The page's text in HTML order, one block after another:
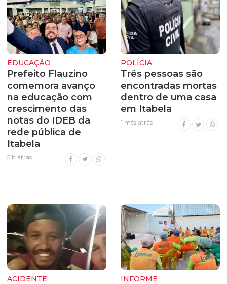
EDUCAÇÃO
Prefeito Flauzino
comemora avanço
na educação com
crescimento das
notas do IDEB da
rede pública de
Itabela
5 h atrás
POLÍCIA
Três pessoas são
encontradas mortas
dentro de uma casa
em Itabela
1 mês atrás
ACIDENTE INFORME